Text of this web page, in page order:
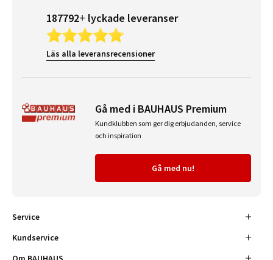
187792+ lyckade leveranser
Läs alla leveransrecensioner
Gå med i BAUHAUS Premium
Kundklubben som ger dig erbjudanden, service
och inspiration
Gå med nu!
Service
Kundservice